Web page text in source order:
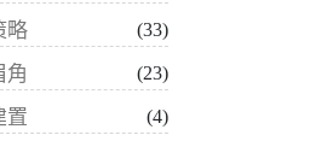
略 (33)
角 (23)
置 (4)